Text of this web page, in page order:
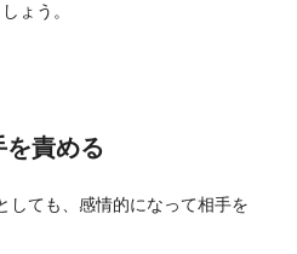
ょう。
責める
しても、感情的になって相手を